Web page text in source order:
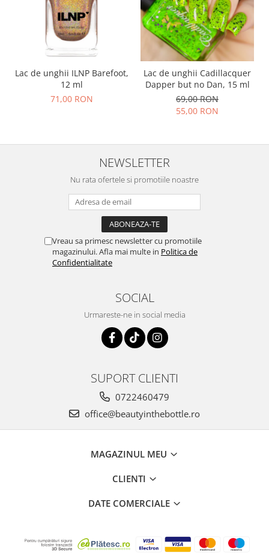
Lac de unghii ILNP Barefoot,
12 ml
71,00 RON
Lac de unghii Cadillacquer
Dapper but no Dan, 15 ml
69,00 RON
55,00 RON
NEWSLETTER
Nu rata ofertele si promotiile noastre
Vreau sa primesc newsletter cu promotiile
magazinului. Afla mai multe in Politica de
Confidentialitate
SOCIAL
Urmareste-ne in social media
SUPORT CLIENTI
0722460479
office@beautyinthebottle.ro
MAGAZINUL MEU
CLIENTI
DATE COMERCIALE